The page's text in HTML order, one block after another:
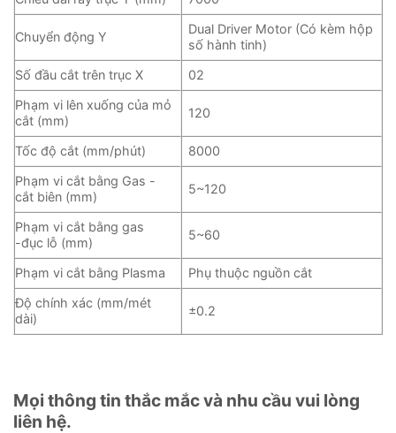
Chuyển động Y
Dual Driver Motor (Có kèm hộp
số hành tinh)
Số đầu cắt trên trục X
02
Phạm vi lên xuống của mỏ
cắt (mm)
120
Tốc độ cắt (mm/phút)
8000
Phạm vi cắt bằng Gas -
cắt biên (mm)
5~120
Phạm vi cắt bằng gas
-đục lỗ (mm)
5~60
Phạm vi cắt bằng Plasma
Phụ thuộc nguồn cắt
Độ chính xác (mm/mét
dài)
±0.2
Mọi thông tin thắc mắc và nhu cầu vui lòng
liên hệ.